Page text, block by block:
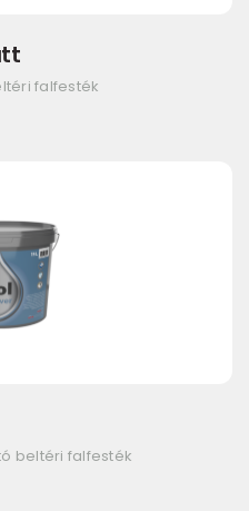
falfesték
beltéri falfesték